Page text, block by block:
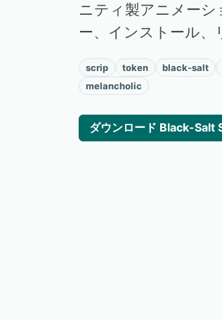
ニティ製アニメー
ー、インストール、
scrip token black-salt
melancholic
ダウンロード Black-Salt